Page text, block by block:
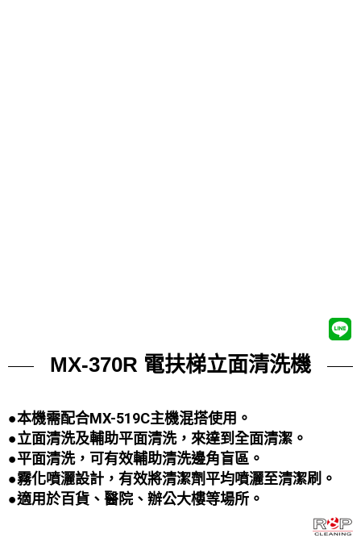
MX-370R 電扶梯立面清洗機
●本機需配合MX-519C主機混搭使用 。
●立面清洗及輔助平面清洗，來達到全面清潔 。
●平面清洗，可有效輔助清洗邊角盲區。
●霧化噴灑設計，有效將清潔劑平均噴灑至清潔刷 。
●適用於百貨、醫院、辦公大樓等場所。